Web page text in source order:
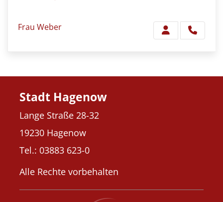
Frau Weber
Stadt Hagenow
Lange Straße 28-32
19230 Hagenow
Tel.: 03883 623-0
Alle Rechte vorbehalten